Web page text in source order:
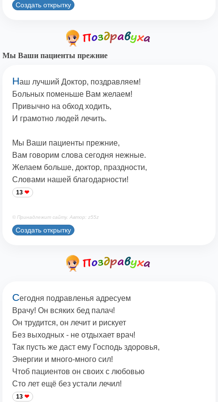
Создать открытку
Мы Ваши пациенты прежние
Наш лучший Доктор, поздравляем!
Больных поменьше Вам желаем!
Привычно на обход ходить,
И грамотно людей лечить.
Мы Ваши пациенты прежние,
Вам говорим слова сегодня нежные.
Желаем больше, доктор, праздности,
Словами нашей благодарности!
13
© Принадлежит сайту. Автор: z55z
Создать открытку
Сегодня подравленья адресуем
Врачу! Он всяких бед палач!
Он трудится, он лечит и рискует
Без выходных - не отдыхает врач!
Так пусть же даст ему Господь здоровья,
Энергии и много-много сил!
Чтоб пациентов он своих с любовью
Сто лет ещё без устали лечил!
13